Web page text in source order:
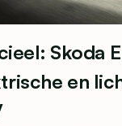
Skoda
en